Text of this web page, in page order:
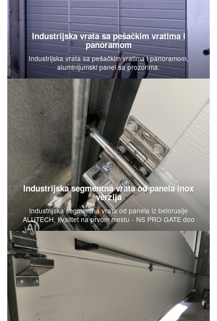
Industrijska vrata sa pešačkim vratima i
panoramom
Industrijska vrata sa pešačkim vratima i panoramom,
aluminijumski panel sa prozorima.
Industrijska segmentna vrata od panela inox
verzija
Industrijska segmentna vrata od panela iz belorusije
ALUTECH, kvalitet na prvom mestu - NS PRO GATE doo